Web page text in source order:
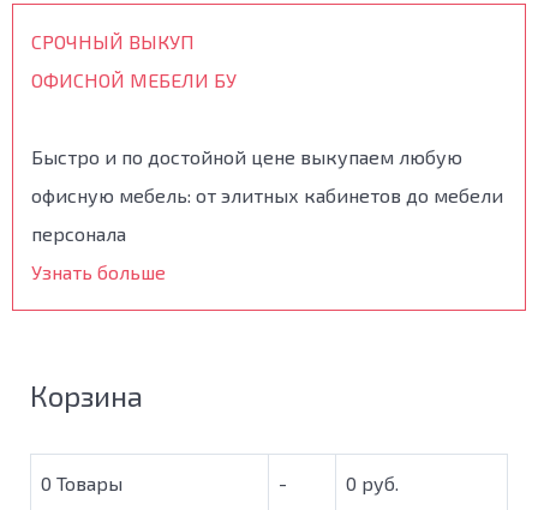
СРОЧНЫЙ ВЫКУП
ОФИСНОЙ МЕБЕЛИ БУ
Быстро и по достойной цене выкупаем любую
офисную мебель: от элитных кабинетов до мебели
персонала
Узнать больше
Корзина
0 Товары - 0 руб.